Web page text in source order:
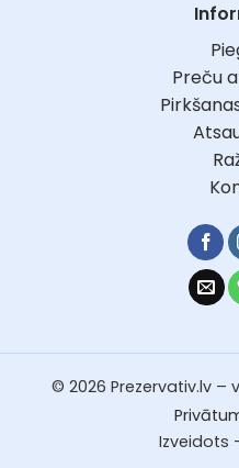
Preču
© 2026 Prezervativ.lv
Izveidots